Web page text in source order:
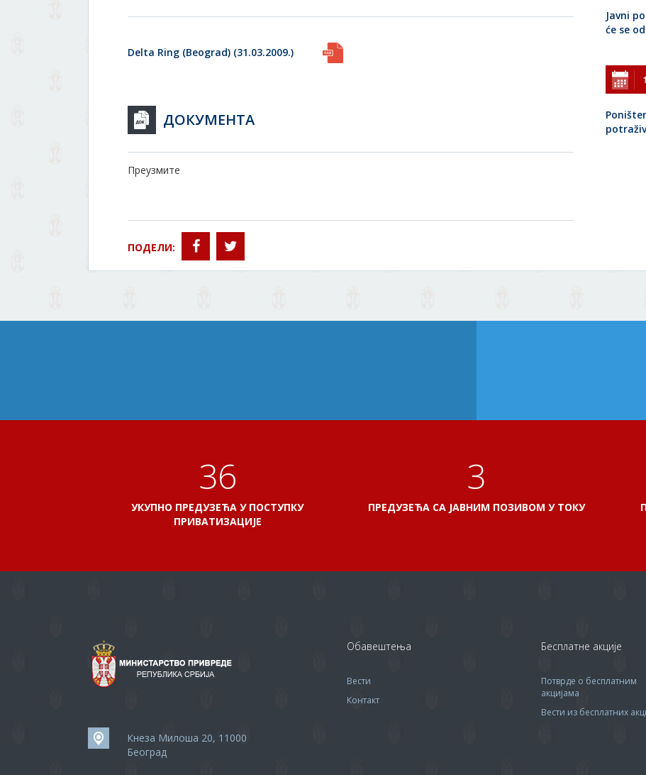
Delta Ring (Beograd) (31.03.2009.)
ДОКУМЕНТА
Преузмите
ПОДЕЛИ:
Javni
će se
41
УКУПНО ПРЕДУЗЕЋА У ПОСТУПКУ
ПРИВАТИЗАЦИЈЕ
3
ПРЕДУЗЕЋА СА ЈАВНИМ ПОЗИВОМ У ТОКУ
Кнеза Милоша 20, 11000
Београд
Обавештења
Вести
Контакт
Бесплатне акције
Потврде о бесплатним
акцијама
Вести из бесплатних